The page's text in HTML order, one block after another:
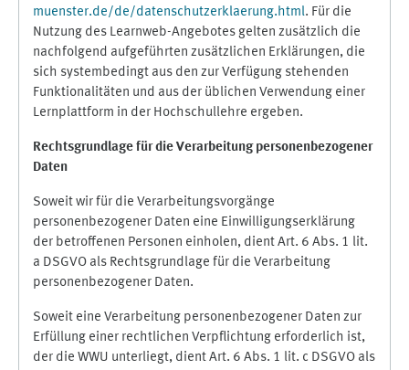
muenster.de/de/datenschutzerklaerung.html. Für die
Nutzung des Learnweb-Angebotes gelten zusätzlich die
nachfolgend aufgeführten zusätzlichen Erklärungen, die
sich systembedingt aus den zur Verfügung stehenden
Funktionalitäten und aus der üblichen Verwendung einer
Lernplattform in der Hochschullehre ergeben.
Rechtsgrundlage für die Verarbeitung personenbezogener
Daten
Soweit wir für die Verarbeitungsvorgänge
personenbezogener Daten eine Einwilligungserklärung
der betroffenen Personen einholen, dient Art. 6 Abs. 1 lit.
a DSGVO als Rechtsgrundlage für die Verarbeitung
personenbezogener Daten.
Soweit eine Verarbeitung personenbezogener Daten zur
Erfüllung einer rechtlichen Verpflichtung erforderlich ist,
der die WWU unterliegt, dient Art. 6 Abs. 1 lit. c DSGVO als